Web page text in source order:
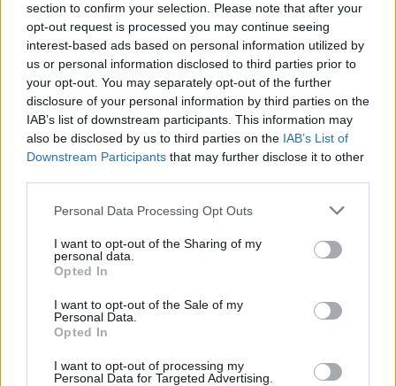
section to confirm your selection. Please note that after your
opt-out request is processed you may continue seeing
interest-based ads based on personal information utilized by
us or personal information disclosed to third parties prior to
your opt-out. You may separately opt-out of the further
disclosure of your personal information by third parties on the
IAB’s list of downstream participants. This information may
also be disclosed by us to third parties on the IAB’s List of
Downstream Participants that may further disclose it to other
Please note that this website/app uses one or more Google
not limited to your visit or usage behaviour. You may click to
grant or deny consent to Google and its third-party tags to
use your data for below specified purposes in below Google
consent section.
Personal Data Processing Opt Outs
I want to opt-out of the Sharing of my
personal data.
Opted In
I want to opt-out of the Sale of my
Personal Data.
Opted In
I want to opt-out of processing my
Personal Data for Targeted Advertising.
Illés Fanni
Hogy mit adott nekem Rió? Csalódást, óriási pofont
visszaigazolást arról, hogy jól dolgoztam. Érem nem
lett, de minden számomban egyéni csúcsot úsztam,
helyezésem végső soron életem legjobb